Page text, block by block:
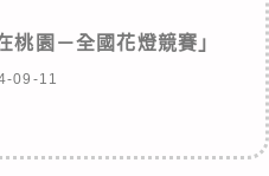
桃園－全國花燈競賽」
09-11